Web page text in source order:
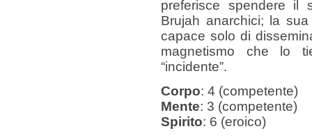
preferisce spendere il
Brujah anarchici; la
capace solo di
magnetismo che lo
“incidente”.
Corpo: 4 (competente)
Mente: 3 (competente)
Spirito: 6 (eroico)